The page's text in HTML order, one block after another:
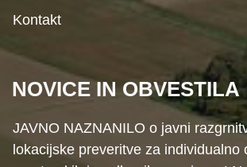
Kontakt
NOVICE IN OBVESTILA
JAVNO NAZNANILO o javni
lokacijske preveritve za individualno